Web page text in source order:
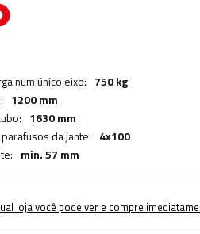
num único eixo: 750 kg
1200 mm
1630 mm
da jante: 4x100
min. 57 mm
loja você pode ver e compre